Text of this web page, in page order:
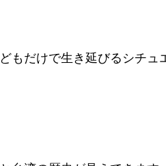
もだけで生き延びるシチュ